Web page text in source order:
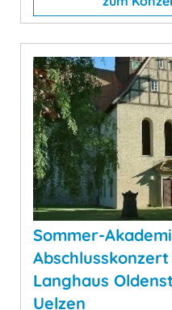
Sommer-
Abschlusskonzert
Langhaus
Uelzen